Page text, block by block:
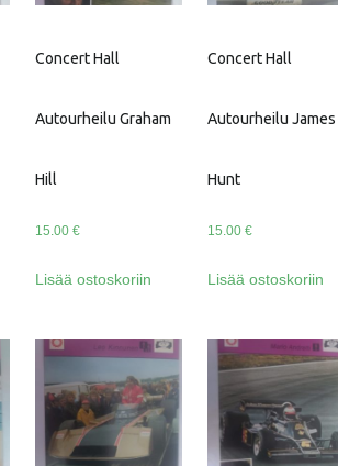
Concert Hall
Autourheilu Graham
Hill
15.00€
Lisää ostoskoriin
Concert Hall
Autourheilu James
Hunt
15.00 €
Lisää ostoskoriin